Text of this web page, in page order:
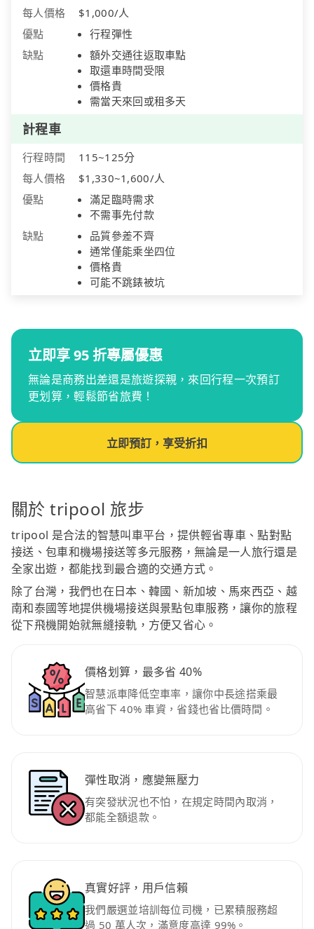
每人價格
$1,000/人
優點
行程彈性
缺點
額外交通往返取車點
取還車時間受限
價格貴
需當天來回或租多天
計程車
行程時間
115~125分
每人價格
$1,330~1,600/人
優點
滿足臨時需求
不需事先付款
缺點
品質參差不齊
通常僅能乘坐四位
價格貴
可能不跳錶被坑
立即享 95 折專屬優惠
無論是商務出差還是旅遊探親，來回行程一次預訂
更划算，輕鬆節省旅費！
立即預訂，享受折扣
關於 tripool 旅步
tripool 是合法的智慧叫車平台，提供輕省專車、點對點
接送、包車和機場接送等多元服務，無論是一人旅行還是
全家出遊，都能找到最合適的交通方式。
除了台灣，我們也在日本、韓國、新加坡、馬來西亞、越
南和泰國等地提供機場接送與景點包車服務，讓你的旅程
從下飛機開始就無縫接軌，方便又省心。
價格划算，最多省 40%
智慧派車降低空車率，讓你中長途搭乘最
高省下 40% 車資，省錢也省比價時間。
彈性取消，應變無壓力
有突發狀況也不怕，在規定時間內取消，
都能全額退款。
真實好評，用戶信賴
我們嚴選並培訓每位司機，已累積服務超
過 50 萬人次，滿意度高達 99%。